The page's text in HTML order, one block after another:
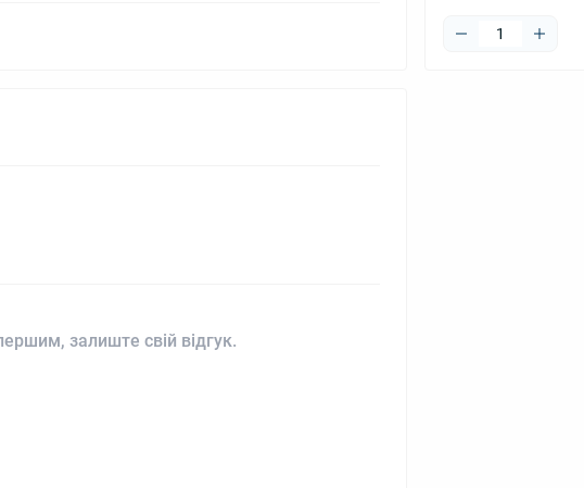
залиште свій відгук.